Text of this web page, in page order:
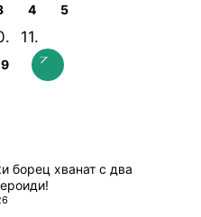
4 5
9
борец хванат с два